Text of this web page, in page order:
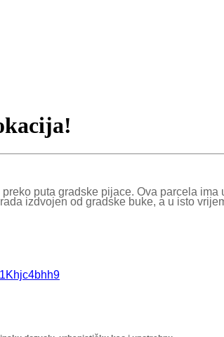
puta gradske pijace. Ova parcela
izdvojen od gradske buke, a u isto